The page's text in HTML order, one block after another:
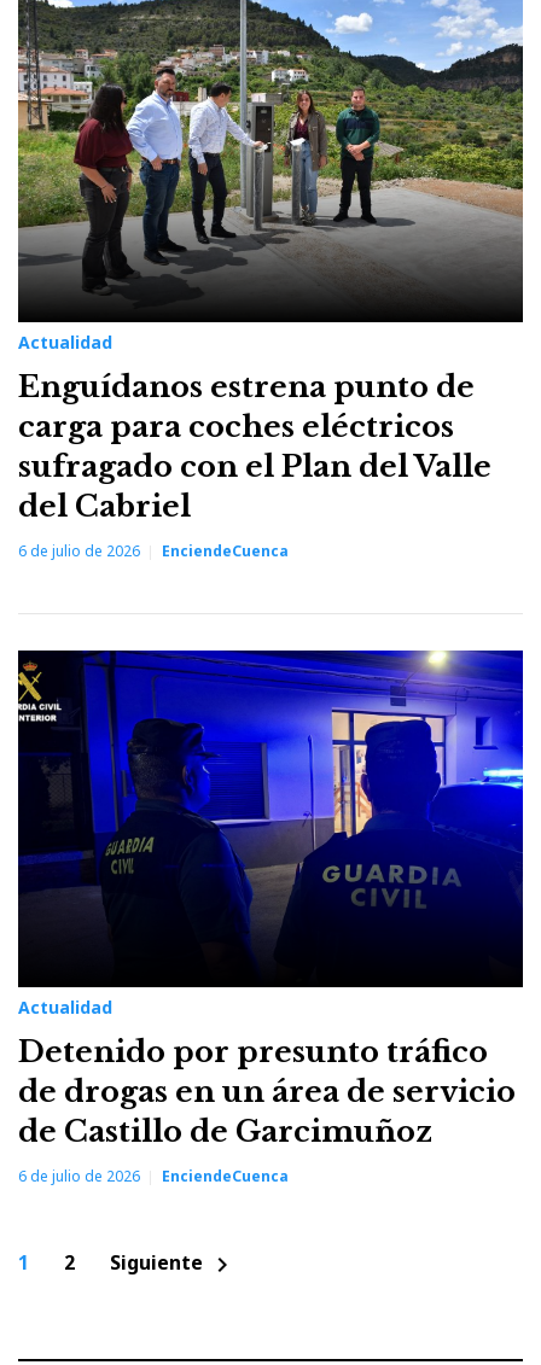
Actualidad
Enguídanos estrena punto de
carga para coches eléctricos
sufragado con el Plan del Valle
del Cabriel
6 de julio de 2026 EnciendeCuenca
Actualidad
Detenido por presunto tráfico
de drogas en un área de servicio
de Castillo de Garcimuñoz
6 de julio de 2026 EnciendeCuenca
Paginación
1 2 Siguiente chevron_right